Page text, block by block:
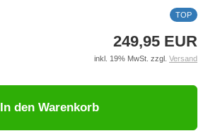
TOP
249,95 EUR
inkl. 19% MwSt. zzgl. Versand
In den Warenkorb